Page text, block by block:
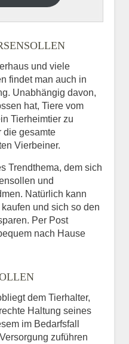
und viele
findet man auch in
Unabhängig davon,
hat, Tiere vom
Tierheimtier zu
die gesamte
Vierbeiner.
Trendthema, dem sich
und
Natürlich kann
und sich so den
Per Post
nach Hause
dem Tierhalter,
Haltung seines
im Bedarfsfall
zuführen